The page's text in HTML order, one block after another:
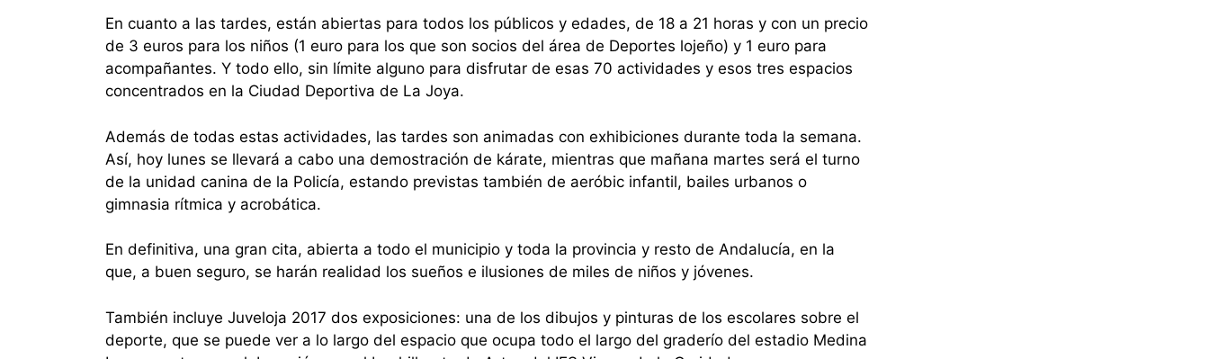
En cuanto a las tardes, están abiertas para todos los públicos y edades, de 18 a 21 horas y con un precio
de 3 euros para los niños (1 euro para los que son socios del área de Deportes lojeño) y 1 euro para
acompañantes. Y todo ello, sin límite alguno para disfrutar de esas 70 actividades y esos tres espacios
concentrados en la Ciudad Deportiva de La Joya.
Además de todas estas actividades, las tardes son animadas con exhibiciones durante toda la semana.
Así, hoy lunes se llevará a cabo una demostración de kárate, mientras que mañana martes será el turno
de la unidad canina de la Policía, estando previstas también de aeróbic infantil, bailes urbanos o
gimnasia rítmica y acrobática.
En definitiva, una gran cita, abierta a todo el municipio y toda la provincia y resto de Andalucía, en la
que, a buen seguro, se harán realidad los sueños e ilusiones de miles de niños y jóvenes.
También incluye Juveloja 2017 dos exposiciones: una de los dibujos y pinturas de los escolares sobre el
deporte, que se puede ver a lo largo del espacio que ocupa todo el largo del graderío del estadio Medina